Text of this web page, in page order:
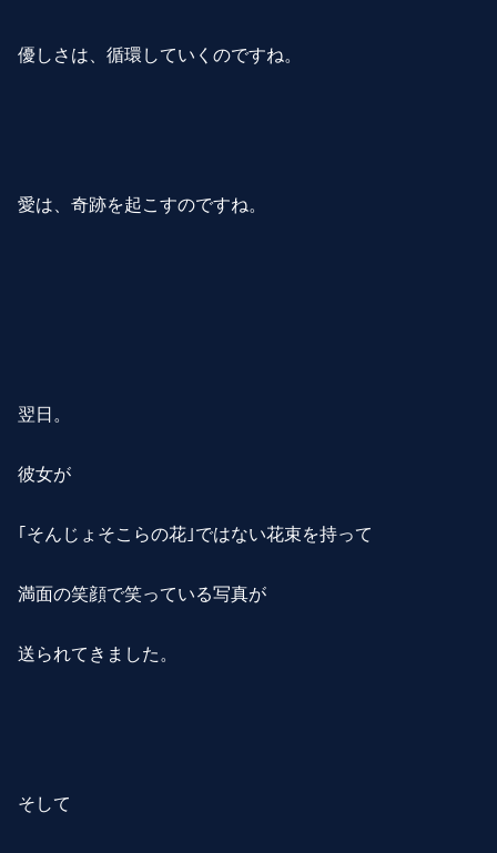
優しさは、循環していくのですね。
愛は、奇跡を起こすのですね。
翌日。
彼女が
｢そんじょそこらの花｣ではない花束を持って
満面の笑顔で笑っている写真が
送られてきました。
そして